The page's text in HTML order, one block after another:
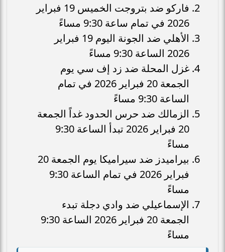
فاركو ضد بتروجت الخميس 19 فبراير
2026 في تمام ساعة 9:30 مساءً
الأهلي ضد الجونة اليوم 19 فبراير
2026 الساعة 9:30 مساءً
غزل المحلة ضد زد إف سي يوم
الجمعة 20 فبراير 2026 في تمام
الساعة 9:30 مساءً
الزمالك ضد حرس الحدود غداً الجمعة
20 فبراير 2026 تبدأ الساعة 9:30
مساءً
بيراميدز ضد سيراميكا يوم الجمعة 20
فبراير 2026 في تمام الساعة 9:30
مساءً
الإسماعيلي ضد وادي دجلة تبدء
الجمعة 20 فبراير 2026 الساعة 9:30
مساءً